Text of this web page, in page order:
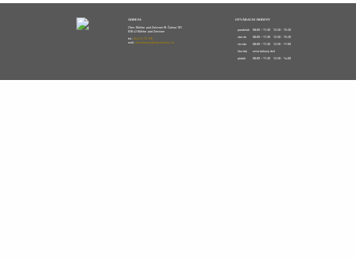
ADRESA
Obec Kláštor pod Znievom M. Čulena 181
038 43 Kláštor pod Znievom
tel.:043/49 33 100
mail:obecklastor@obecklastor.sk
OTVÁRACIE HODINY
pondelok 08:00 – 11:30
12:30 - 15:30
utorok
08:00 – 11:30
12:30 - 15:30
streda
08:00 – 11:30
12:30 - 17:00
štvrtok
nestránkový deň
piatok
08:00 – 11:30 12:30 - 14:00